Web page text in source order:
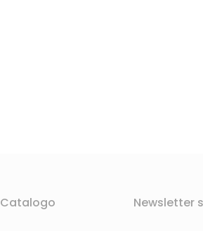
Catalogo Newsletter